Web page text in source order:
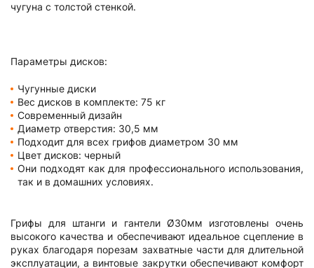
чугуна с толстой стенкой.
Параметры дисков:
Чугунные диски
Вес дисков в комплекте: 75 кг
Современный дизайн
Диаметр отверстия: 30,5 мм
Подходит для всех грифов диаметром 30 мм
Цвет дисков: черный
Они подходят как для профессионального использования,
так и в домашних условиях.
Грифы для штанги и гантели Ø30мм изготовлены очень
высокого качества и обеспечивают идеальное сцепление в
руках благодаря порезам захватные части для длительной
эксплуатации, а винтовые закрутки обеспечивают комфорт